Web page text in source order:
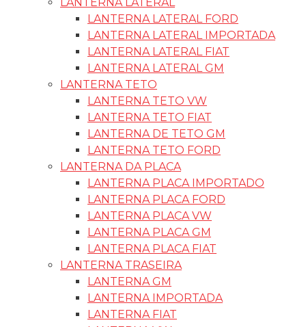
LANTERNA LATERAL FORD
LANTERNA LATERAL IMPORTADA
LANTERNA LATERAL FIAT
LANTERNA LATERAL GM
LANTERNA TETO
LANTERNA TETO VW
LANTERNA TETO FIAT
LANTERNA DE TETO GM
LANTERNA TETO FORD
LANTERNA DA PLACA
LANTERNA PLACA IMPORTADO
LANTERNA PLACA FORD
LANTERNA PLACA VW
LANTERNA PLACA GM
LANTERNA PLACA FIAT
LANTERNA TRASEIRA
LANTERNA GM
LANTERNA IMPORTADA
LANTERNA FIAT